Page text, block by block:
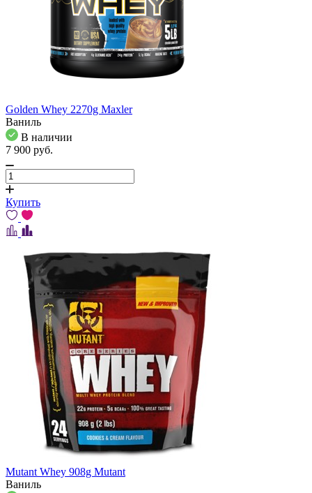
Golden Whey 2270g Maxler
Ваниль
В наличии
7 900 pуб.
Купить
Mutant Whey 908g Mutant
Ваниль